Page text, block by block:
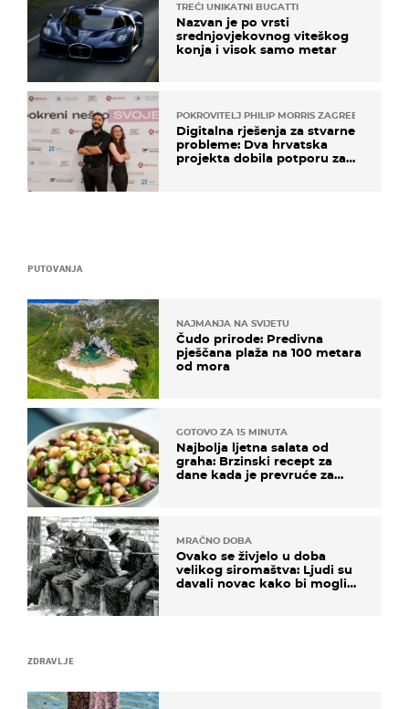
ZDRAVLJE
PUTOVANJA
NAJMANJA NA SVIJETU
Čudo prirode: Predivna
pješčana plaža na 100 metara
od mora
GOTOVO ZA 15 MINUTA
Najbolja ljetna salata od
graha: Brzinski recept za
dane kada je prevruće za
MRAČNO DOBA
Ovako se živjelo u doba
velikog siromaštva: Ljudi su
davali novac kako bi mogli
TREĆI UNIKATNI BUGATTI
Nazvan je po vrsti
srednjovjekovnog viteškog
konja i visok samo metar
POKROVITELJ PHILIP MORRIS ZAGREB
Digitalna rješenja za stvarne
probleme: Dva hrvatska
projekta dobila potporu za